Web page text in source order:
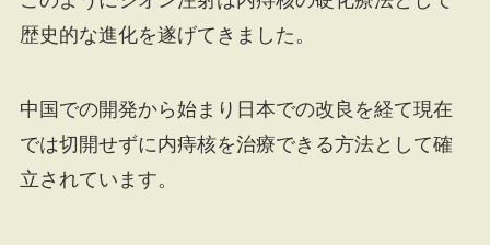
歴史的な進化を遂げてきました。
中国での開発から始まり日本での改良を経て現在
では切開せずに内痔核を治療できる方法として確
立されています。